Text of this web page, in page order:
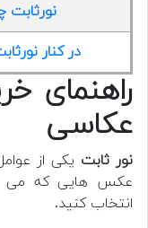
در کنار
راهنمای
عکاسی
نور ثابت یکی از
عکس هایی که می
انتخاب کنید.